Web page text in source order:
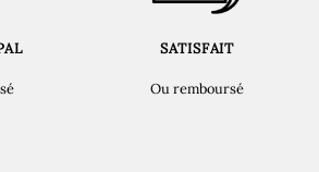
SATISFAIT
Ou remboursé